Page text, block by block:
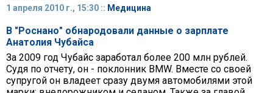
1 апреля 2010 г., 15:30 :: Медицина
В "Роснано" обнародовали данные о зарплате
Анатолия Чубайса
За 2009 год Чубайс заработал более 200 млн рублей.
Судя по отчету, он - поклонник BMW. Вместе со своей
супругой он владеет сразу двумя автомобилями этой